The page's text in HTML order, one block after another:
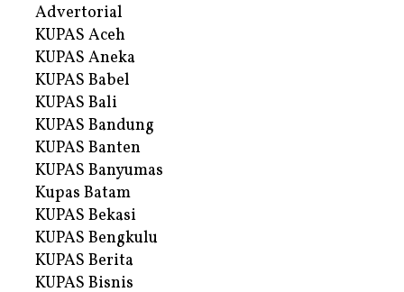
Advertorial
KUPAS Aceh
KUPAS Aneka
KUPAS Babel
KUPAS Bali
KUPAS Bandung
KUPAS Banten
KUPAS Banyumas
Kupas Batam
KUPAS Bekasi
KUPAS Bengkulu
KUPAS Berita
KUPAS Bisnis